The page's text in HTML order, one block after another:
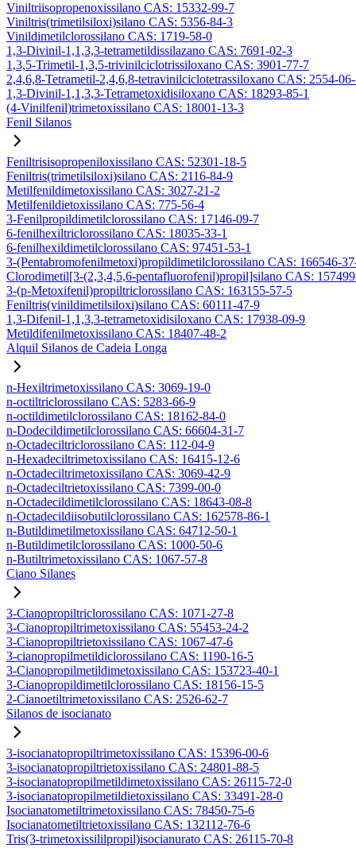
Viniltriisopropenoxissilano CAS: 15332-99-7
Viniltris(trimetilsiloxi)silano CAS: 5356-84-3
Vinildimetilclorossilano CAS: 1719-58-0
1,3-Divinil-1,1,3,3-tetrametildissilazano CAS: 7691-02-3
1,3,5-Trimetil-1,3,5-trivinilciclotrissiloxano CAS: 3901-77-7
2,4,6,8-Tetrametil-2,4,6,8-tetravinilciclotetrassiloxano CAS: 2554-
1,3-Divinil-1,1,3,3-Tetrametoxidisiloxano CAS: 18293-85-1
(4-Vinilfenil)trimetoxissilano CAS: 18001-13-3
Fenil Silanos
Feniltrisisopropeniloxissilano CAS: 52301-18-5
Feniltris(trimetilsiloxi)silano CAS: 2116-84-9
Metilfenildimetoxissilano CAS: 3027-21-2
Metilfenildietoxissilano CAS: 775-56-4
3-Fenilpropildimetilclorossilano CAS: 17146-09-7
6-fenilhexiltriclorossilano CAS: 18035-33-1
6-fenilhexildimetilclorossilano CAS: 97451-53-1
3-(Pentabromofenilmetoxi)propildimetilclorossilano CAS: 166546-
Clorodimetil[3-(2,3,4,5,6-pentafluorofenil)propil]silano CAS:
3-(p-Metoxifenil)propiltriclorossilano CAS: 163155-57-5
Feniltris(vinildimetilsiloxi)silano CAS: 60111-47-9
1,3-Difenil-1,1,3,3-tetrametoxidisiloxano CAS: 17938-09-9
Metildifenilmetoxissilano CAS: 18407-48-2
Alquil Silanos de Cadeia Longa
n-Hexiltrimetoxissilano CAS: 3069-19-0
n-octiltriclorossilano CAS: 5283-66-9
n-octildimetilclorossilano CAS: 18162-84-0
n-Dodecildimetilclorossilano CAS: 66604-31-7
n-Octadeciltriclorossilano CAS: 112-04-9
n-Hexadeciltrimetoxissilano CAS: 16415-12-6
n-Octadeciltrimetoxissilano CAS: 3069-42-9
n-Octadeciltrietoxissilano CAS: 7399-00-0
n-Octadecildimetilclorossilano CAS: 18643-08-8
n-Octadecildiisobutilclorossilano CAS: 162578-86-1
n-Butildimetilmetoxissilano CAS: 64712-50-1
n-Butildimetilclorossilano CAS: 1000-50-6
n-Butiltrimetoxissilano CAS: 1067-57-8
Ciano Silanes
3-Cianopropiltriclorossilano CAS: 1071-27-8
3-Cianopropiltrimetoxissilano CAS: 55453-24-2
3-Cianopropiltrietoxissilano CAS: 1067-47-6
3-cianopropilmetildiclorossilano CAS: 1190-16-5
3-Cianopropilmetildimetoxissilano CAS: 153723-40-1
3-Cianopropildimetilclorossilano CAS: 18156-15-5
2-Cianoetiltrimetoxissilano CAS: 2526-62-7
Silanos de isocianato
3-isocianatopropiltrimetoxissilano CAS: 15396-00-6
3-isocianatopropiltrietoxissilano CAS: 24801-88-5
3-isocianatopropilmetildimetoxissilano CAS: 26115-72-0
3-isocianatopropilmetildietoxissilano CAS: 33491-28-0
Isocianatometiltrimetoxissilano CAS: 78450-75-6
Isocianatometiltrietoxissilano CAS: 132112-76-6
Tris(3-trimetoxissililpropil)isocianurato CAS: 26115-70-8